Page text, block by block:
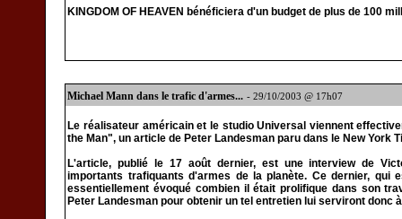
KINGDOM OF HEAVEN bénéficiera d'un budget de plus de 100
Michael Mann dans le trafic d'armes... - 29/10/2003 @ 17h07
Le réalisateur américain et le studio Universal viennent
the Man", un article de Peter Landesman paru dans le New York
L'article, publié le 17 août dernier, est une interview de
importants trafiquants d'armes de la planète. Ce dernier, qui
essentiellement évoqué combien il était prolifique dans son
Peter Landesman pour obtenir un tel entretien lui serviront donc